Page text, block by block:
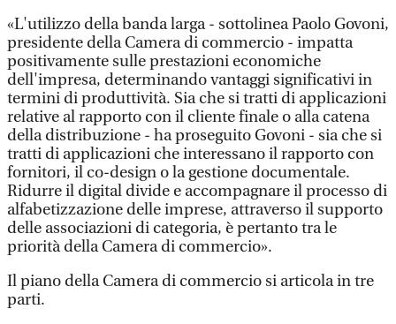
«L'utilizzo della banda larga - sottolinea Paolo Govoni,
presidente della Camera di commercio - impatta
positivamente sulle prestazioni economiche
dell'impresa, determinando vantaggi significativi in
termini di produttività. Sia che si tratti di applicazioni
relative al rapporto con il cliente finale o alla catena
della distribuzione - ha proseguito Govoni - sia che si
tratti di applicazioni che interessano il rapporto con
fornitori, il co-design o la gestione documentale.
Ridurre il digital divide e accompagnare il processo di
alfabetizzazione delle imprese, attraverso il supporto
delle associazioni di categoria, è pertanto tra le
priorità della Camera di commercio».
Il piano della Camera di commercio si articola in tre
parti.